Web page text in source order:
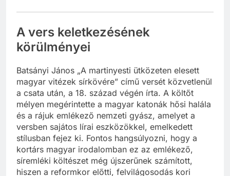
A vers keletkezésének
körülményei
Batsányi János „A martinyesti ütközeten elesett
magyar vitézek sírkövére” című versét közvetlenül
a csata után, a 18. század végén írta. A költőt
mélyen megérintette a magyar katonák hősi halála
és a rájuk emlékező nemzeti gyász, amelyet a
versben sajátos lírai eszközökkel, emelkedett
stílusban fejez ki. Fontos hangsúlyozni, hogy a
kortárs magyar irodalomban ez az emlékező,
síremléki költészet még újszerűnek számított,
hiszen a reformkor előtti, felvilágosodás kori